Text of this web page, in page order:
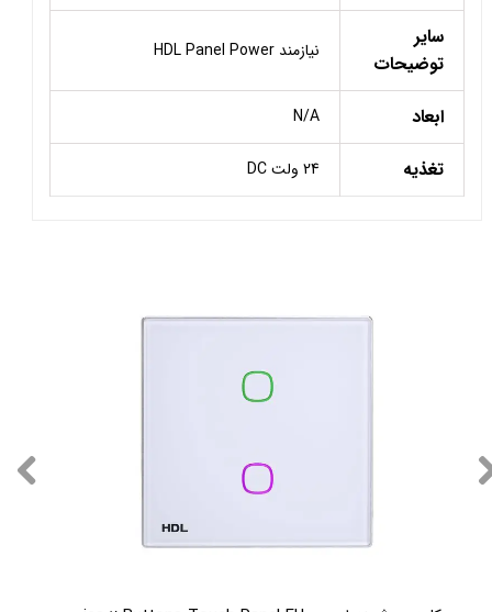
سایر
توضیحات
نیازمند HDL Panel Power
ابعاد N/A
تغذیه 24 ولت DC